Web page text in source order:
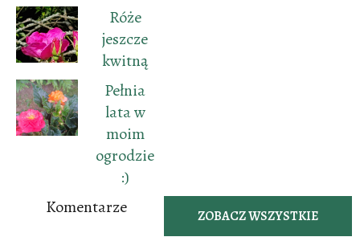
Róże
jeszcze
kwitną
Pełnia
lata w
moim
ogrodzie
:)
ZOBACZ WSZYSTKIE
Komentarze